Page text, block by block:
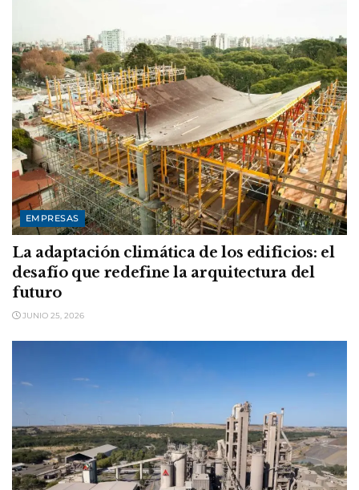
EMPRESAS
La adaptación climática de los edificios: el
desafío que redefine la arquitectura del
futuro
JUNIO 25, 2026